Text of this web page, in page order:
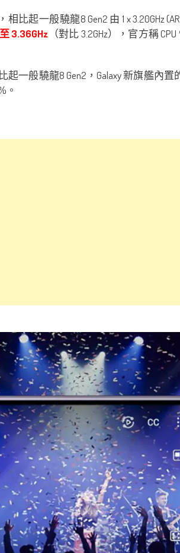
比起一般驍龍8 Gen2 由 1 x 3.20GHz
3.36GHz （對比 3.2GHz），官方稱
起一般驍龍8 Gen2，Galaxy 新旗艦內置
。